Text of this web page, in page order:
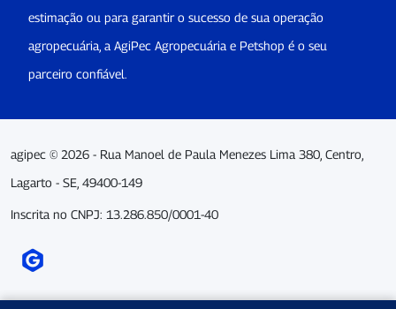
estimação ou para garantir o sucesso de sua operação
agropecuária, a AgiPec Agropecuária e Petshop é o seu
parceiro confiável.
agipec © 2026 - Rua Manoel de Paula Menezes Lima 380, Centro,
Lagarto - SE, 49400-149
Inscrita no CNPJ: 13.286.850/0001-40